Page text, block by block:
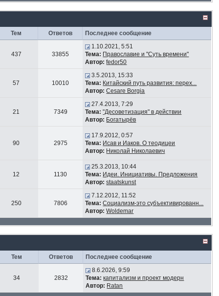
Тем Ответов Последнее сообщение
437 33855
1.10.2021, 5:51
Тема: Православие и "Суть времени"
Автор: fedor50
57 10010
3.5.2013, 15:33
Тема: Китайский путь развития: перех...
Автор: Cesare Borgia
21 7349
27.4.2013, 7:29
Тема: "Десоветизация" в действии
Автор: Богатырёв
90 2975
17.9.2012, 0:57
Тема: Исав и Иаков. О теодицеи
Автор: Николай Николаевич
12 1130
25.3.2013, 10:44
Тема: Идеи. Инициативы. Предложения
Автор: staatskunst
250 7806
7.12.2012, 11:52
Тема: Социализм-это субъективированн...
Автор: Woldemar
Тем Ответов Последнее сообщение
34 2832
8.6.2026, 9:59
Тема: капитализм и проект модерн
Автор: Ratan